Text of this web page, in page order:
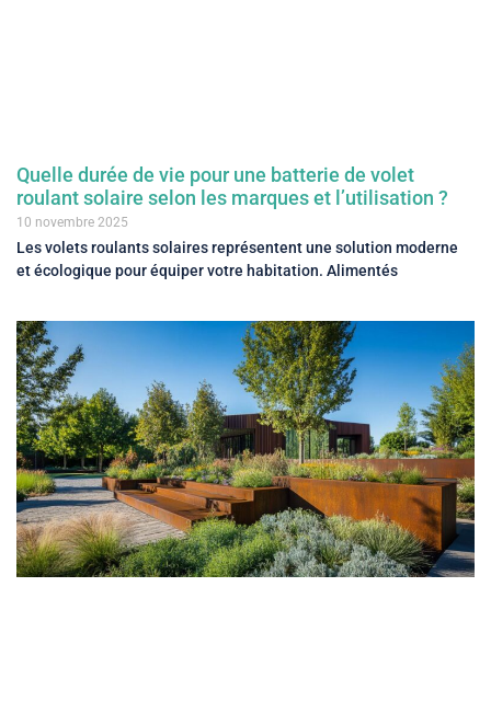
Quelle durée de vie pour une batterie de volet
roulant solaire selon les marques et l’utilisation ?
10 novembre 2025
Les volets roulants solaires représentent une solution moderne
et écologique pour équiper votre habitation. Alimentés